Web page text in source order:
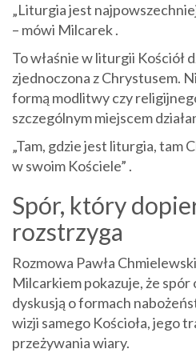
„Liturgia jest
– mówi Milcarek .
To właśnie w liturgii Kościół
zjednoczona z Chrystusem.
formą modlitwy czy
szczególnym miejscem
„Tam, gdzie jest liturgia, tam
w swoim Kościele” .
Spór, który
rozstrzyga
Rozmowa Pawła
Milcarkiem pokazuje, że
dyskusją o formach
wizji samego Kościoła, jego
przeżywania wiary.